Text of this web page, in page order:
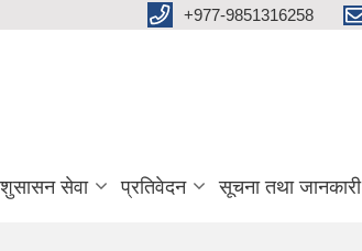
+977-9851316258
शुसासन सेवा प्रतिवेदन सूचना तथा जानकारी